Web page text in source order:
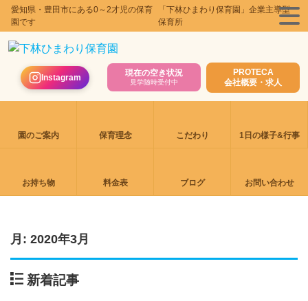
愛知県・豊田市にある0～2才児の保育
園です
「下林ひまわり保育園」企業主導型
保育所
Instagram 現在の空き状況
見学随時受付中
PROTECA
会社概要・求人
園のご案内 保育理念 こだわり 1日の様子&行事
お持ち物 料金表 ブログ お問い合わせ
月: 2020年3月
新着記事